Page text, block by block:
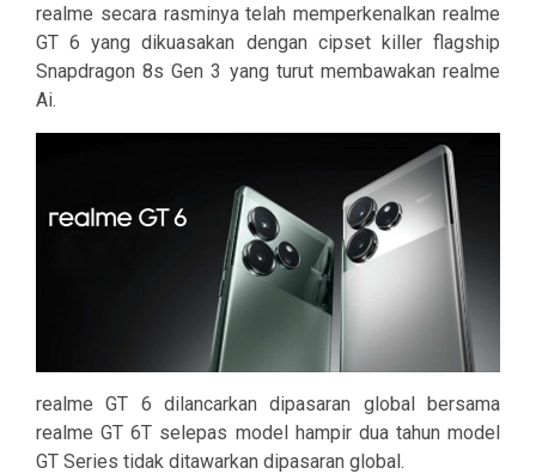
realme secara rasminya telah memperkenalkan realme
GT 6 yang dikuasakan dengan cipset killer flagship
Snapdragon 8s Gen 3 yang turut membawakan realme
Ai.
realme GT 6 dilancarkan dipasaran global bersama
realme GT 6T selepas model hampir dua tahun model
GT Series tidak ditawarkan dipasaran global.